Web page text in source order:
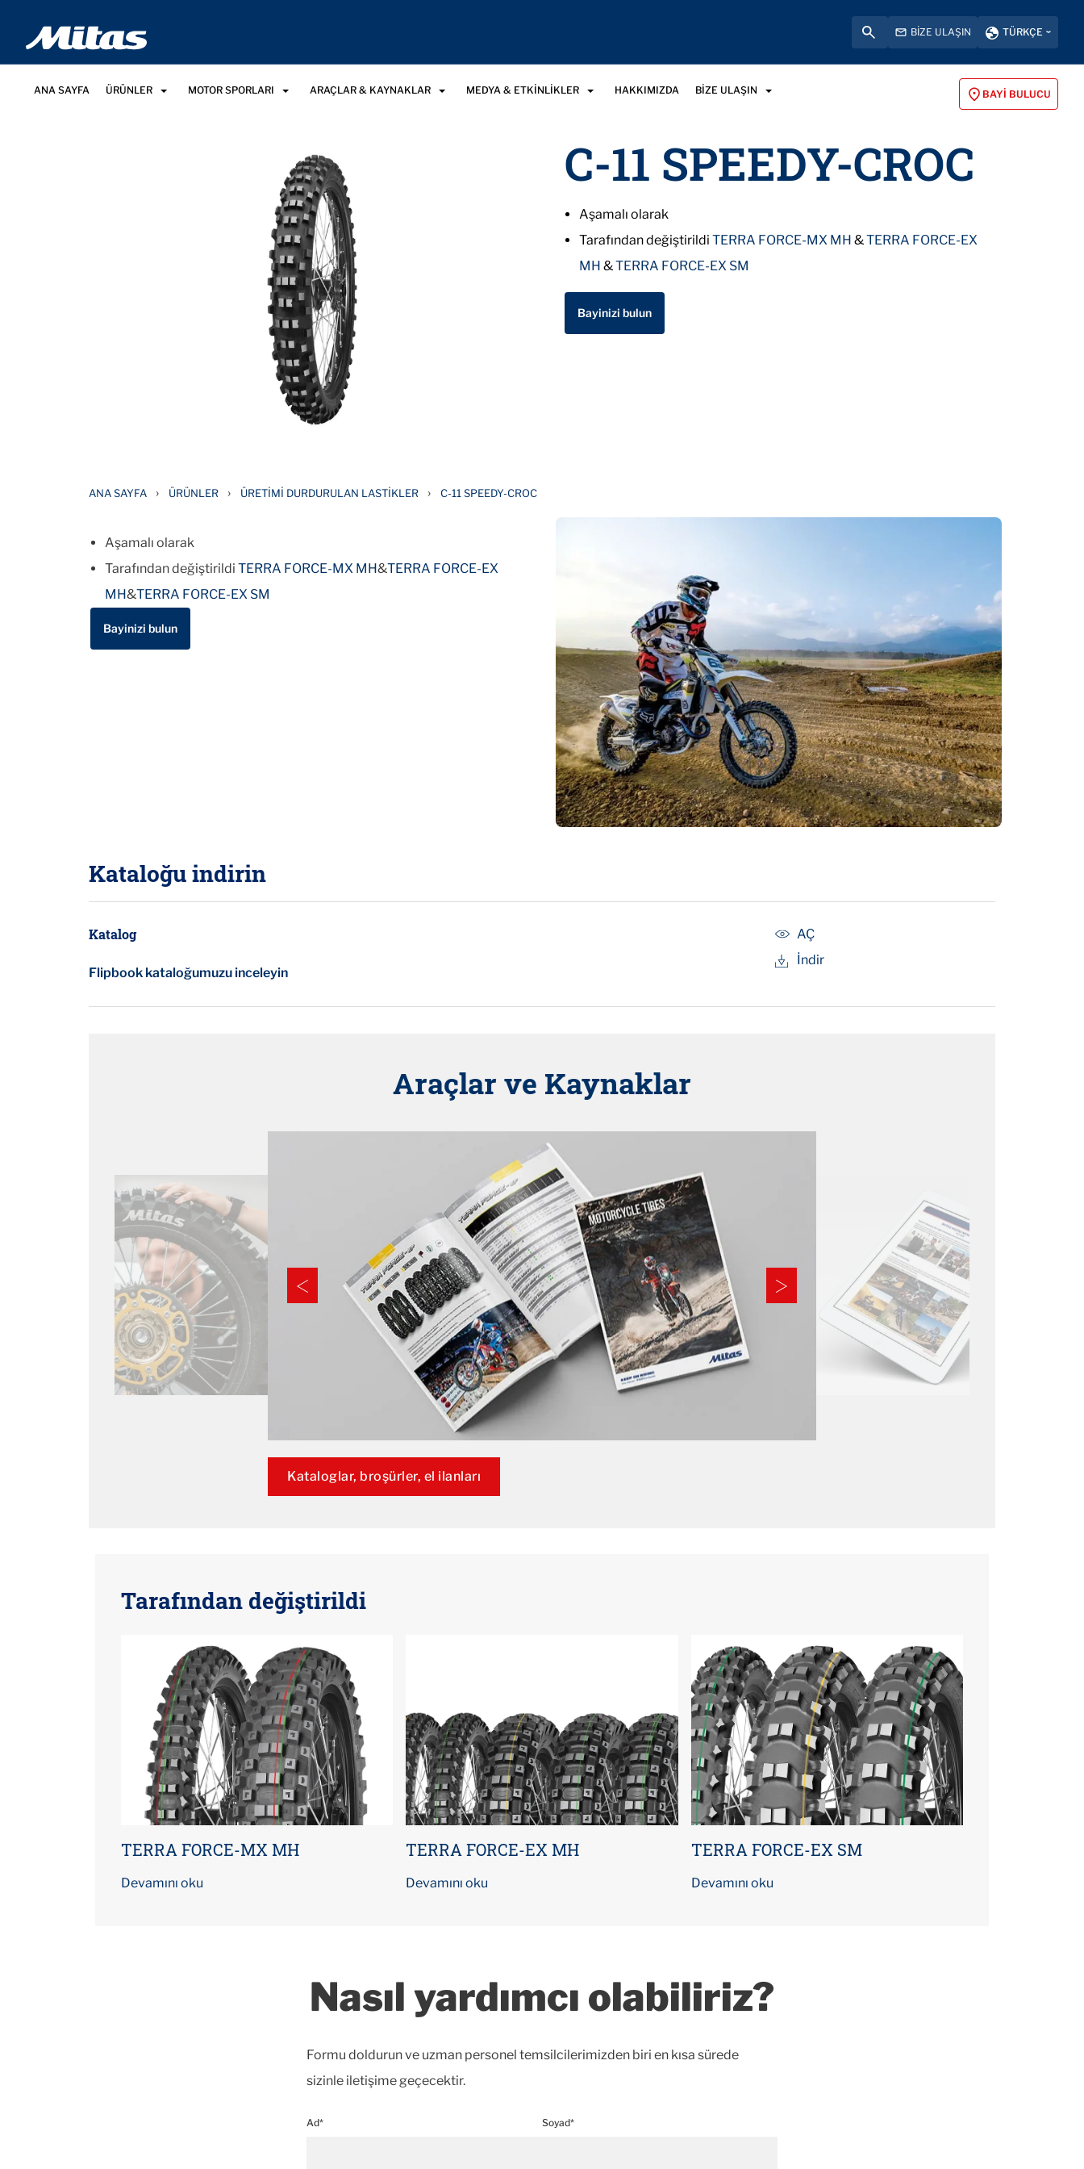
BIZE ULAŞIN TÜRKÇE
ANA SAYFA ÜRÜNLER MOTOR SPORLARI ARAÇLAR & KAYNAKLAR MEDYA & ETKINLIKLER HAKKIMIZDA BIZE ULAŞIN BAYI BULUCU
C-11 SPEEDY-CROC
Aşamalı olarak
Tarafından değiştirildi TERRA FORCE-MX MH &TERRA FORCE-EX
MH &TERRA FORCE-EX SM
Bayinizi bulun
ANA SAYFA › ÜRÜNLER › ÜRETIMI DURDURULAN LASTIKLER › C-11 SPEEDY-CROC
Aşamalı olarak
Tarafından değiştirildi TERRA FORCE-MX MH&TERRA FORCE-EX
MH&TERRA FORCE-EX SM
Bayinizi bulun
Kataloğu indirin
Katalog
Flipbook kataloğumuzu inceleyin
AÇ
İndir
Araçlar ve Kaynaklar
Kataloglar, broşürler, el ilanları
Tarafından değiştirildi
TERRA FORCE-MX MH
Devamını oku
TERRA FORCE-EX MH
Devamını oku
TERRA FORCE-EX SM
Devamını oku
Nasıl yardımcı olabiliriz?
Formu doldurun ve uzman personel temsilcilerimizden biri en kısa sürede
sizinle iletişime geçecektir.
Ad* Soyad*